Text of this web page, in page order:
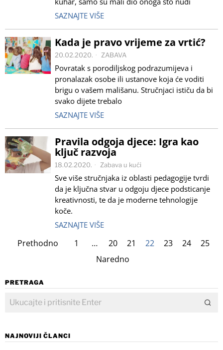
SAZNAJTE VIŠE
Kada je pravo vrijeme za vrtić?
20.02.2020. ZABAVA
Povratak s porodiljskog podrazumijeva i
pronalazak osobe ili ustanove koja će voditi
brigu o vašem mališanu. Stručnjaci ističu da bi
svako dijete trebalo
SAZNAJTE VIŠE
Pravila odgoja djece: Igra kao
ključ razvoja
18.02.2020. Zabava u kući
Sve više stručnjaka iz oblasti pedagogije tvrdi
da je ključna stvar u odgoju djece podsticanje
kreativnosti, te da je moderne tehnologije
koče.
SAZNAJTE VIŠE
Prethodno 1 … 20 21 22 23 24
25
Naredno
PRETRAGA
NAJNOVIJI ČLANCI